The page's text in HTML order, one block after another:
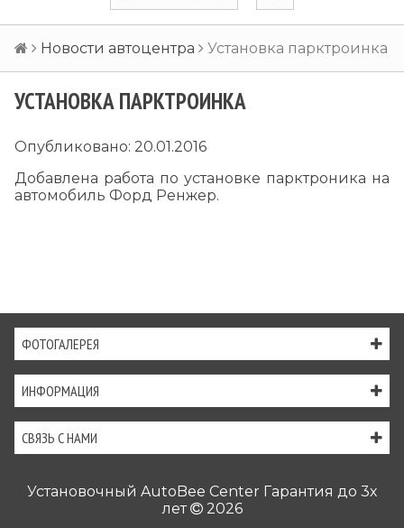
Новости автоцентра Установка парктроинка
УСТАНОВКА ПАРКТРОИНКА
Опубликовано: 20.01.2016
Добавлена работа по установке парктроника на
автомобиль Форд Ренжер.
ФОТОГАЛЕРЕЯ
ИНФОРМАЦИЯ
СВЯЗЬ С НАМИ
Установочный AutoBee Center Гарантия до 3х
лет
2026